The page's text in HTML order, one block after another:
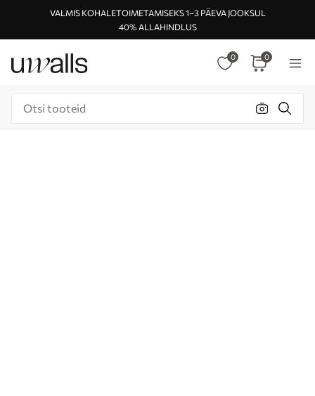
VALMIS KOHALETOIMETAMISEKS 1–3 PÄEVA JOOKSUL
40% ALLAHINDLUS
0 0